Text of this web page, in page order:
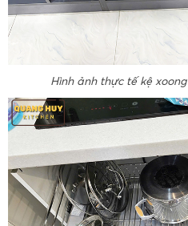
Hình ảnh thực tế kệ